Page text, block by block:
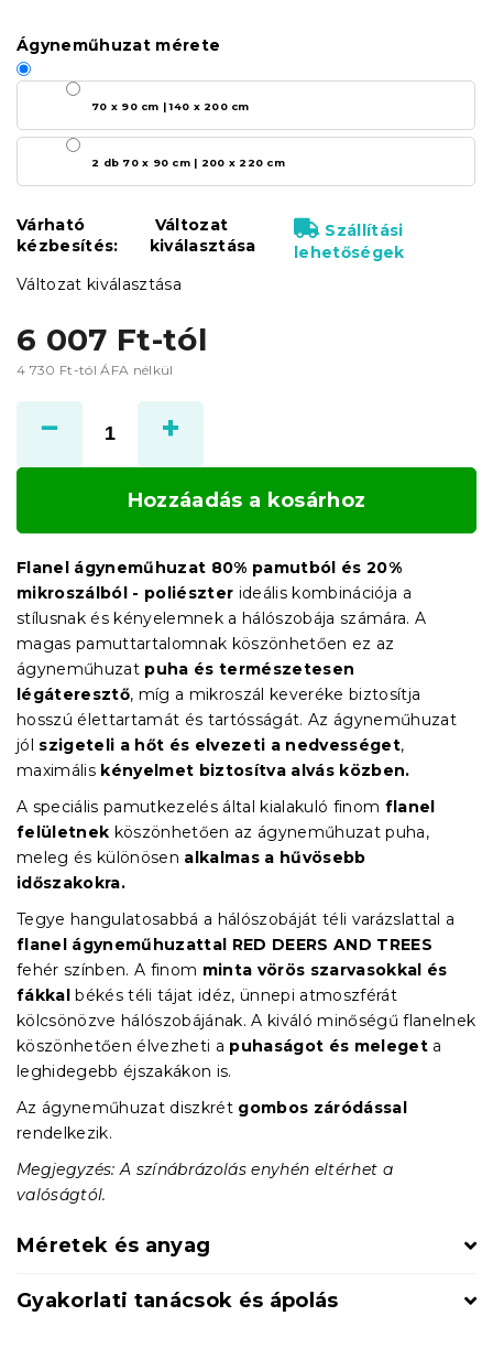
6 007 Ft-tól
4 730 Ft-tól ÁFA nélkül
Változat kiválasztása
Ágyneműhuzat mérete
70 x 90 cm | 140 x 200 cm
2 db 70 x 90 cm | 200 x 220 cm
Várható
kézbesítés:
Változat
kiválasztása
Szállítási
lehetőségek
Hozzáadás a kosárhoz
Flanel ágyneműhuzat 80% pamutból és 20%
mikroszálból - poliészter ideális kombinációja a
stílusnak és kényelemnek a hálószobája számára. A
magas pamuttartalomnak köszönhetően ez az
ágyneműhuzat puha és természetesen
légáteresztő, míg a mikroszál keveréke biztosítja
hosszú élettartamát és tartósságát. Az ágyneműhuzat
jól szigeteli a hőt és elvezeti a nedvességet,
maximális kényelmet biztosítva alvás közben.
A speciális pamutkezelés által kialakuló finom flanel
felületnek köszönhetően az ágyneműhuzat puha,
meleg és különösen alkalmas a hűvösebb
időszakokra.
Tegye hangulatosabbá a hálószobáját téli varázslattal a
flanel ágyneműhuzattal RED DEERS AND TREES
fehér színben. A finom minta vörös szarvasokkal és
fákkal békés téli tájat idéz, ünnepi atmoszférát
kölcsönözve hálószobájának. A kiváló minőségű flanelnek
köszönhetően élvezheti a puhaságot és meleget a
leghidegebb éjszakákon is.
Az ágyneműhuzat diszkrét gombos záródással
rendelkezik.
Megjegyzés: A színábrázolás enyhén eltérhet a
valóságtól.
Méretek és anyag
Gyakorlati tanácsok és ápolás